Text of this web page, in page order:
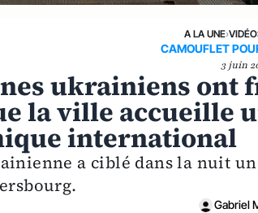
A LA UNE›
CAMOUFLET
3 juin
ukrainiens ont
la ville accueille
international
a ciblé dans la nuit
Gabriel